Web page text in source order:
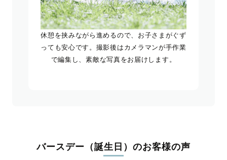
休憩を挟みながら進めるので、お子さまがぐず
っても安心です。撮影後はカメラマンが手作業
で編集し、素敵な写真をお届けします。
バースデー（誕生日）のお客様の声